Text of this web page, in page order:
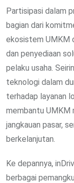
Partisipasi dalam
bagian dari
ekosistem UMKM
dan penyediaan
pelaku usaha.
teknologi dalam
terhadap layanan
membantu UMKM
jangkauan pasar,
berkelanjutan.
Ke depannya,
berbagai